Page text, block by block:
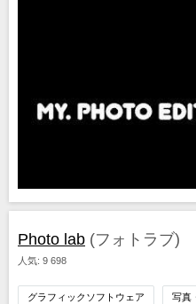
Photo lab (フォトラブ)
人気: 9 698
グラフィックソフトウェア 写真